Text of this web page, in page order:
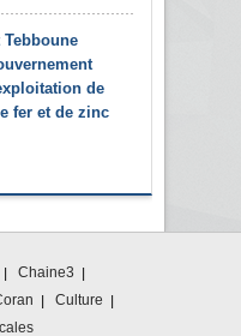
Tebboune
de
fer et de zinc
Chaine3
Culture